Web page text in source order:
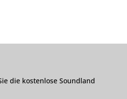
die kostenlose Soundland